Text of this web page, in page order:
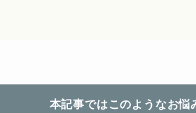
本記事ではこのようなお悩